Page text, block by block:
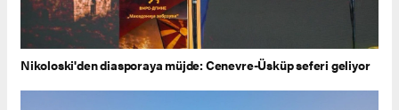
Nikoloski'den diasporaya müjde: Cenevre-Üsküp seferi geliyor